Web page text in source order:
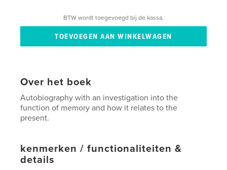
BTW wordt toegevoegd bij de kassa.
Over het boek
Autobiography with an investigation into the
function of memory and how it relates to the
present.
kenmerken / functionaliteiten &
details